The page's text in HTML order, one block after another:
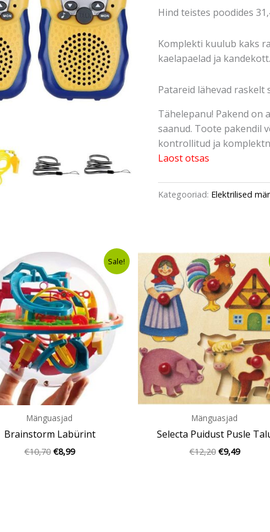
Hind teistes poodides
Komplekti kuulub kaks
kaelapaelad ja kandekott.
Patareid lähevad raskelt
Tähelepanu! Pakend on
saanud. Toote pakendil
kontrollitud ja
Laost otsas
Kategooriad: Elektrilised
Sale!
Mänguasjad
Brainstorm Labürint
€10,70
Algne
hind
oli:
€10,70.
€8,99
Current
price
€8,99.
Mänguasjad
Selecta Puidust Pusle
€12,20
Algne
hind
oli:
€12,20.
€9,49
Current
price
is:
€9,49.